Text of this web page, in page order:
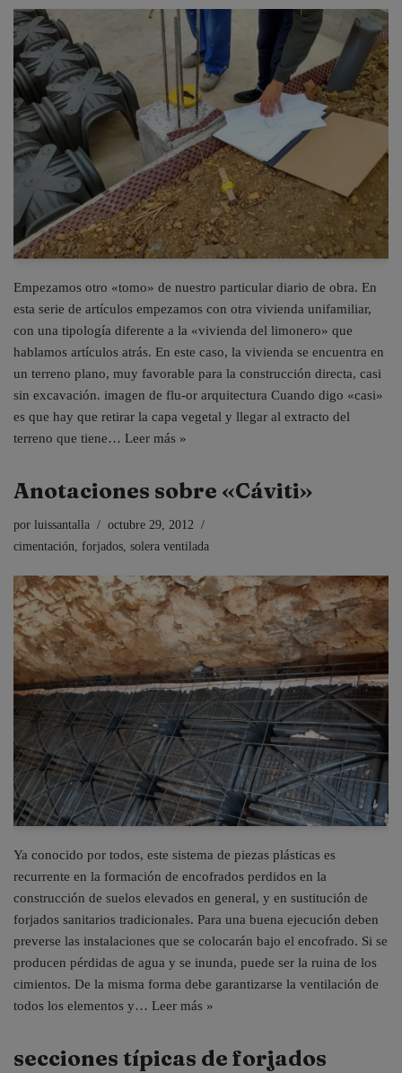
Empezamos otro «tomo» de nuestro particular diario de obra. En
esta serie de artículos empezamos con otra vivienda unifamiliar,
con una tipología diferente a la «vivienda del limonero» que
hablamos artículos atrás. En este caso, la vivienda se encuentra en
un terreno plano, muy favorable para la construcción directa, casi
sin excavación. imagen de flu-or arquitectura Cuando digo «casi»
es que hay que retirar la capa vegetal y llegar al extracto del
terreno que tiene… Leer más »
Anotaciones sobre «Cáviti»
por luissantalla
octubre 29, 2012
cimentación, forjados, solera ventilada
Ya conocido por todos, este sistema de piezas plásticas es
recurrente en la formación de encofrados perdidos en la
construcción de suelos elevados en general, y en sustitución de
forjados sanitarios tradicionales. Para una buena ejecución deben
preverse las instalaciones que se colocarán bajo el encofrado. Si se
producen pérdidas de agua y se inunda, puede ser la ruina de los
cimientos. De la misma forma debe garantizarse la ventilación de
todos los elementos y… Leer más »
secciones típicas de forjados